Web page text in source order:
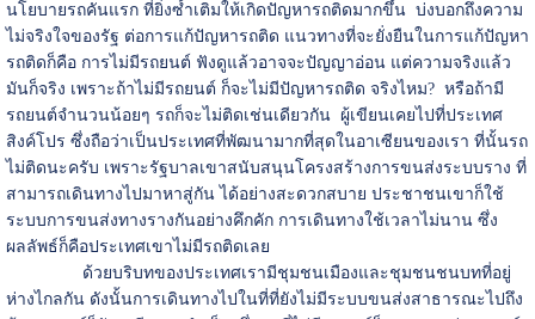
นโยบายรถคันแรก ที่ยิ่งซ้ำเติมให้เกิดปัญหารถติดมากขึ้น บ่งบอกถึงความ
ไม่จริงใจของรัฐ ต่อการแก้ปัญหารถติด แนวทางที่จะยั่งยืนในการแก้ปัญหา
รถติดก็คือ การไม่มีรถยนต์ ฟังดูแล้วอาจจะปัญญาอ่อน แต่ความจริงแล้ว
มันก็จริง เพราะถ้าไม่มีรถยนต์ ก็จะไม่มีปัญหารถติด จริงไหม? หรือถ้ามี
รถยนต์จำนวนน้อยๆ รถก็จะไม่ติดเช่นเดียวกัน ผู้เขียนเคยไปที่ประเทศ
สิงค์โปร ซึ่งถือว่าเป็นประเทศที่พัฒนามากที่สุดในอาเซียนของเรา ที่นั้นรถ
ไม่ติดนะครับ เพราะรัฐบาลเขาสนับสนุนโครงสร้างการขนส่งระบบราง ที่
สามารถเดินทางไปมาหาสู่กัน ได้อย่างสะดวกสบาย ประชาชนเขาก็ใช้
ระบบการขนส่งทางรางกันอย่างคึกคัก การเดินทางใช้เวลาไม่นาน ซึ่ง
ผลลัพธ์ก็คือประเทศเขาไม่มีรถติดเลย
ด้วยบริบทของประเทศเรามีชุมชนเมืองและชุมชนชนบทที่อยู่
ห่างไกลกัน ดังนั้นการเดินทางไปในที่ที่ยังไม่มีระบบขนส่งสาธารณะไปถึง